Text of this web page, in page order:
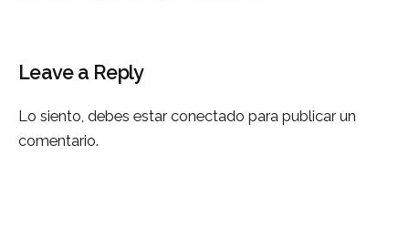
Leave a Reply
Lo siento, debes estarconectado para publicar un
comentario.